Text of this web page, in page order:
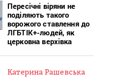
Пересічні віряни не
поділяють такого
ворожого ставлення до
ЛГБТІК+-людей, як
церковна верхівка
Катерина Рашевська